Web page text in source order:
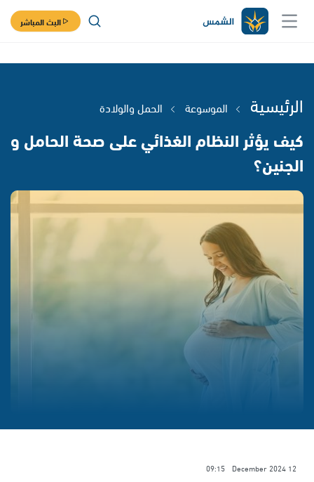
البث المباشر
الرئيسية الموسوعة الحمل والولادة
كيف يؤثر النظام الغذائي على صحة الحامل و
الجنين؟
12 December 2024
09:15